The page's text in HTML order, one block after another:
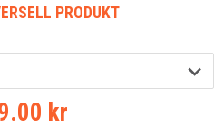
PRODUKT
kr